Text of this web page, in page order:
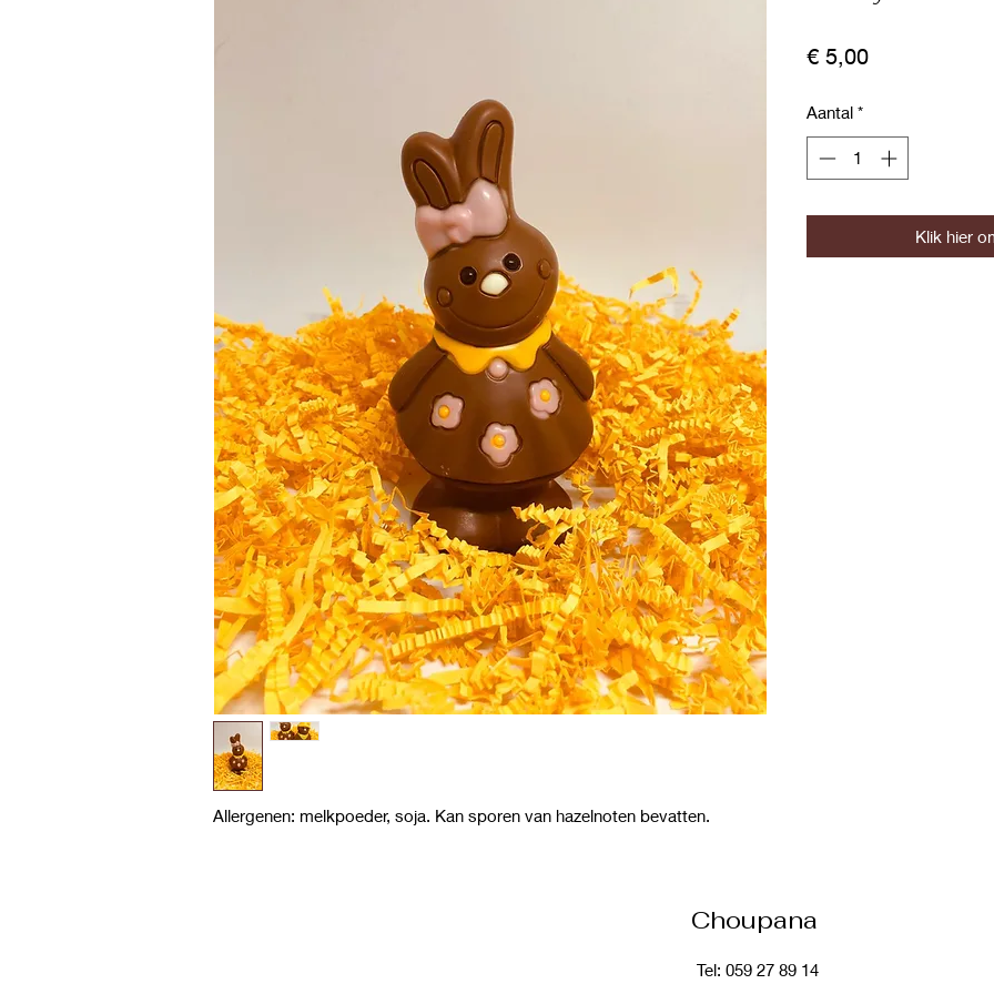
Allergenen: melkpoeder, soja. Kan sporen van hazelnoten bevatten.
€ 5,00Prijs
Aantal *
Klik hier
Choupana
Tel: 059 27 89 14